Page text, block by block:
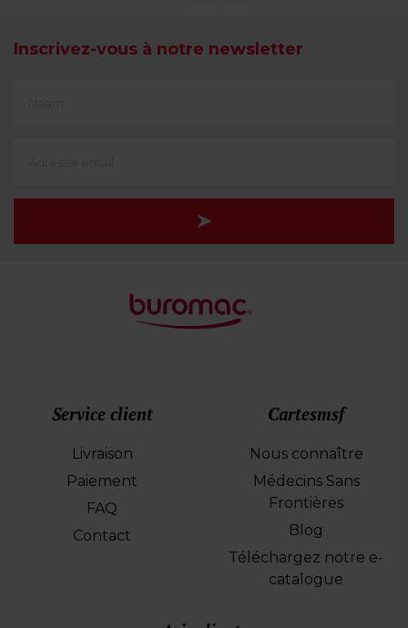
Inscrivez-vous à notre newsletter
Service client
Livraison
Paiement
FAQ
Contact
Cartesmsf
Nous connaître
Médecins Sans
Frontières
Blog
Téléchargez notre e-
catalogue